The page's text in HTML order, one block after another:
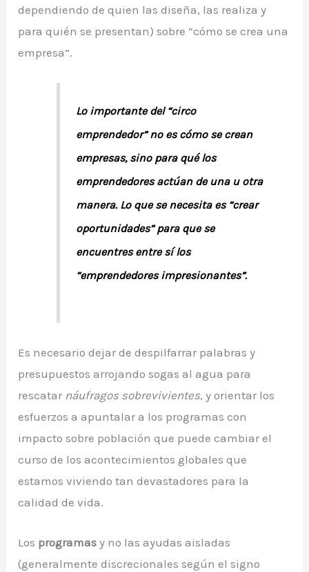
dependiendo de quien las diseña, las realiza y
para quién se presentan) sobre “cómo se crea una
empresa”.
Lo importante del “circo
emprendedor” no es cómo se crean
empresas, sino para qué los
emprendedores actúan de una u otra
manera. Lo que se necesita es “crear
oportunidades” para que se
encuentres entre sí los
“emprendedores impresionantes”.
Es necesario dejar de despilfarrar palabras y
presupuestos arrojando sogas al agua para
rescatar náufragos sobrevivientes, y orientar los
esfuerzos a apuntalar a los programas con
impacto sobre población que puede cambiar el
curso de los acontecimientos globales que
estamos viviendo tan devastadores para la
calidad de vida.
Los programas y no las ayudas aisladas
(generalmente discrecionales según el signo